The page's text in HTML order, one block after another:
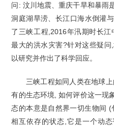
问: 汶川地震、重庆干旱和暴雨
洞庭湖旱涝、长江口海水倒灌
了三峡工程,2016年汛期时长
最大的洪水灾害?针对这些疑
以研究并作出了科学回应。
三峡工程如同人类在地球上
有的生态环境, 如何评价这一现
态的本意是自然界一切生物间
相互依存的状态,它是一个动